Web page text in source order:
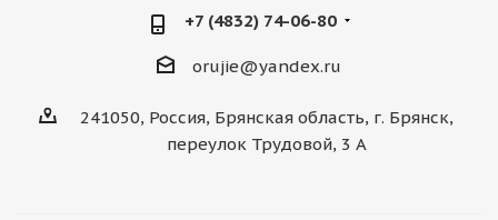
+7 (4832) 74-06-80
orujie@yandex.ru
241050, Россия, Брянская область, г. Брянск,
переулок Трудовой, 3 А